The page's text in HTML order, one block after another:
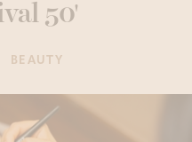
50'
BEAUTY